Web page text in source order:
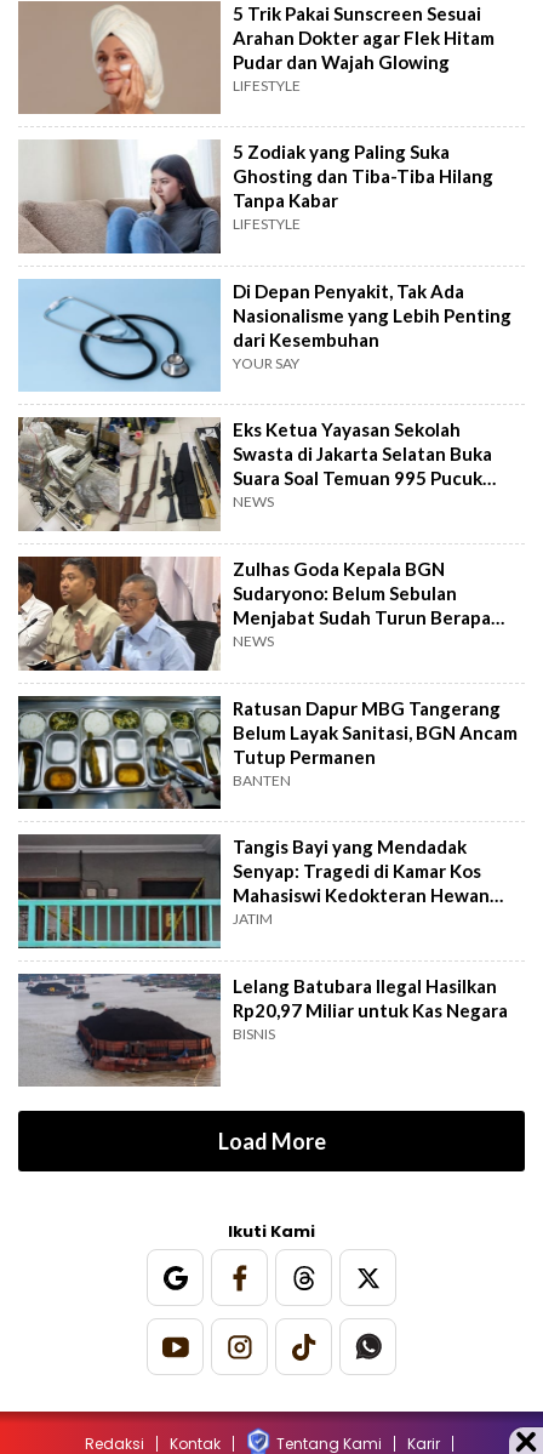
5 Trik Pakai Sunscreen Sesuai
Arahan Dokter agar Flek Hitam
Pudar dan Wajah Glowing
LIFESTYLE
5 Zodiak yang Paling Suka
Ghosting dan Tiba-Tiba Hilang
Tanpa Kabar
LIFESTYLE
Di Depan Penyakit, Tak Ada
Nasionalisme yang Lebih Penting
dari Kesembuhan
YOUR SAY
Eks Ketua Yayasan Sekolah
Swasta di Jakarta Selatan Buka
Suara Soal Temuan 995 Pucuk
Senjata Api
NEWS
Zulhas Goda Kepala BGN
Sudaryono: Belum Sebulan
Menjabat Sudah Turun Berapa
Kilo?
NEWS
Ratusan Dapur MBG Tangerang
Belum Layak Sanitasi, BGN Ancam
Tutup Permanen
BANTEN
Tangis Bayi yang Mendadak
Senyap: Tragedi di Kamar Kos
Mahasiswi Kedokteran Hewan
Surabaya
JATIM
Lelang Batubara Ilegal Hasilkan
Rp20,97 Miliar untuk Kas Negara
BISNIS
Load More
Ikuti Kami
Redaksi Kontak Tentang Kami Karir